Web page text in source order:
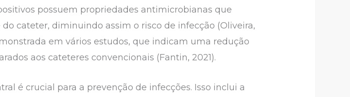
possuem propriedades antimicrobianas que
cateter, diminuindo assim o risco de infecção (Oliveira,
em vários estudos, que indicam uma redução
aos cateteres convencionais (Fantin, 2021).
é crucial para a prevenção de infecções. Isso inclui a